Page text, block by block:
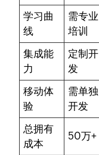
学习曲
线
需专业
培训
集成能
力
定制开
发
移动体
验
需单独
开发
总拥有
成本
50万+